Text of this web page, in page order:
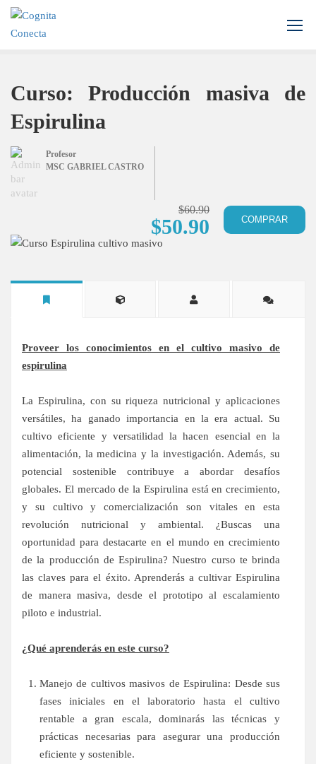
Inicio
Curso: Producción masiva de Espirulina
Curso: Producción masiva de
Espirulina
Profesor
MSC GABRIEL CASTRO
$60.90
$50.90 COMPRAR
Proveer los conocimientos en el cultivo masivo de
espirulina
La Espirulina, con su riqueza nutricional y aplicaciones
versátiles, ha ganado importancia en la era actual. Su
cultivo eficiente y versatilidad la hacen esencial en la
alimentación, la medicina y la investigación. Además, su
potencial sostenible contribuye a abordar desafíos
globales. El mercado de la Espirulina está en crecimiento,
y su cultivo y comercialización son vitales en esta
revolución nutricional y ambiental. ¿Buscas una
oportunidad para destacarte en el mundo en crecimiento
de la producción de Espirulina? Nuestro curso te brinda
las claves para el éxito. Aprenderás a cultivar Espirulina
de manera masiva, desde el prototipo al escalamiento
piloto e industrial.
¿Qué aprenderás en este curso?
Manejo de cultivos masivos de Espirulina: Desde sus
fases iniciales en el laboratorio hasta el cultivo
rentable a gran escala, dominarás las técnicas y
prácticas necesarias para asegurar una producción
eficiente y sostenible.